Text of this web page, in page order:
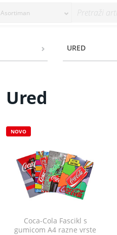
Asortiman
URED
Ured
NOVO
Coca-Cola Fascikl s
gumicom A4 razne vrste